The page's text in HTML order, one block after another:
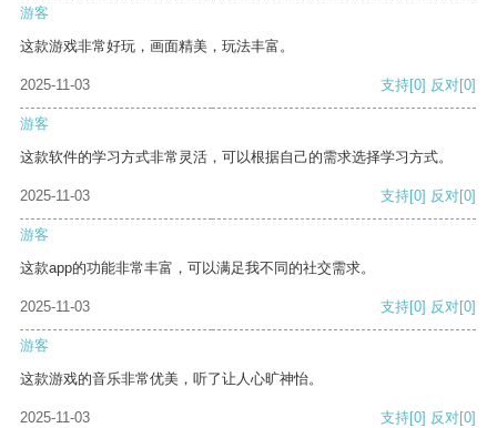
游客
这款游戏非常好玩，画面精美，玩法丰富。
2025-11-03 支持[0] 反对[0]
游客
这款软件的学习方式非常灵活，可以根据自己的需求选择学习方式。
2025-11-03 支持[0] 反对[0]
游客
这款app的功能非常丰富，可以满足我不同的社交需求。
2025-11-03 支持[0] 反对[0]
游客
这款游戏的音乐非常优美，听了让人心旷神怡。
2025-11-03 支持[0] 反对[0]